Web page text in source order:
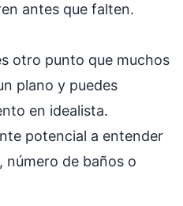
antes que falten.
otro punto que muchos
plano y puedes
en idealista.
potencial a entender
número de baños o